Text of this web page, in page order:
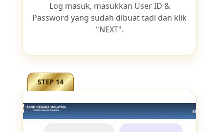
Log masuk, masukkan User ID &
Password yang sudah dibuat tadi dan klik
"NEXT".
STEP 14